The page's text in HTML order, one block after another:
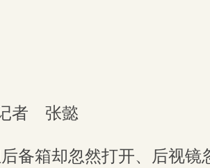
者 张懿
备箱却忽然打开、后视镜